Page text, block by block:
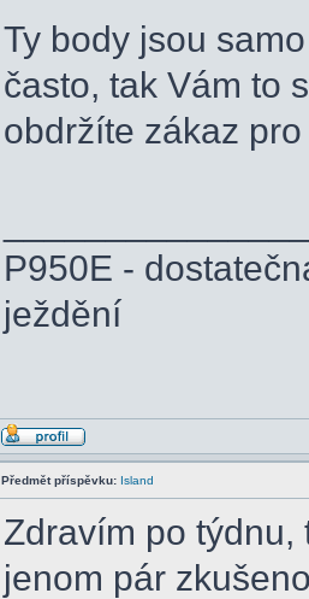
Ty body jsou
často, tak Vám to
obdržíte zákaz
P950E -
ježdění
Předmět příspěvku: Island
Zdravím po
jenom pár